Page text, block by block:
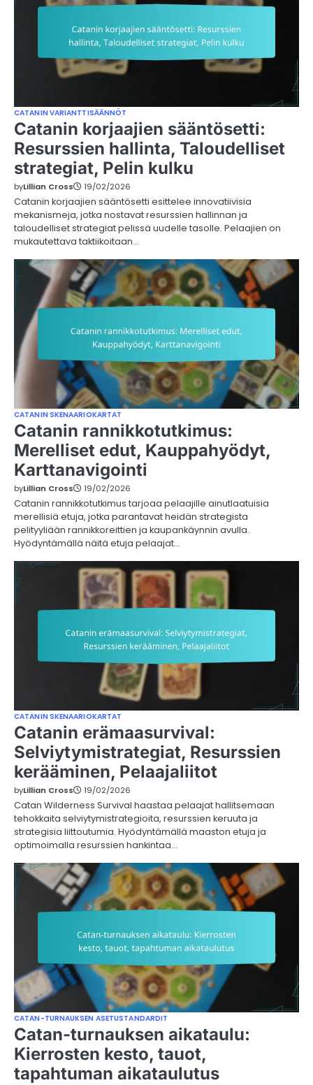
CATANIN VARIANTTISÄÄNNÖT
Catanin korjaajien sääntösetti:
Resurssien hallinta, Taloudelliset
strategiat, Pelin kulku
byLillian Cross 19/02/2026
Catanin korjaajien sääntösetti esittelee innovatiivisia
mekanismeja, jotka nostavat resurssien hallinnan ja
taloudelliset strategiat pelissä uudelle tasolle. Pelaajien on
mukautettava taktiikoitaan…
CATANIN SKENAARIOKARTAT
Catanin rannikkotutkimus:
Merelliset edut, Kauppahyödyt,
Karttanavigointi
byLillian Cross 19/02/2026
Catanin rannikkotutkimus tarjoaa pelaajille ainutlaatuisia
merellisiä etuja, jotka parantavat heidän strategista
pelityyliään rannikkoreittien ja kaupankäynnin avulla.
Hyödyntämällä näitä etuja pelaajat…
CATANIN SKENAARIOKARTAT
Catanin erämaasurvival:
Selviytymistrategiat, Resurssien
kerääminen, Pelaajaliitot
byLillian Cross 19/02/2026
Catan Wilderness Survival haastaa pelaajat hallitsemaan
tehokkaita selviytymistrategioita, resurssien keruuta ja
strategisia liittoutumia. Hyödyntämällä maaston etuja ja
optimoimalla resurssien hankintaa…
CATAN-TURNAUKSEN ASETUSTANDARDIT
Catan-turnauksen aikataulu:
Kierrosten kesto, tauot,
tapahtuman aikataulutus